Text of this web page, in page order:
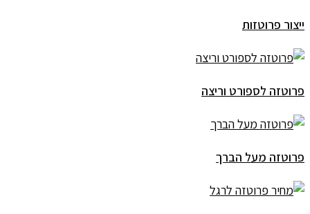
ייצור פרוטזות
פרוטזה לספורט וריצה
פרוטזה מעל הברך